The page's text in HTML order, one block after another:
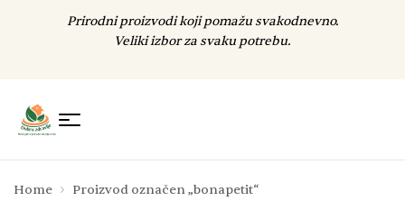
Prirodni proizvodi koji pomažu svakodnevno.
Veliki izbor za svaku potrebu.
Home Proizvod označen „bonapetit“